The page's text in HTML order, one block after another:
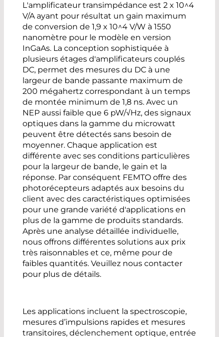
L'amplificateur transimpédance est 2 x 10^4
V/A ayant pour résultat un gain maximum
de conversion de 1,9 x 10^4 V/W à 1550
nanomètre pour le modèle en version
InGaAs. La conception sophistiquée à
plusieurs étages d'amplificateurs couplés
DC, permet des mesures du DC à une
largeur de bande passante maximum de
200 mégahertz correspondant à un temps
de montée minimum de 1,8 ns. Avec un
NEP aussi faible que 6 pW/√Hz, des signaux
optiques dans la gamme du microwatt
peuvent être détectés sans besoin de
moyenner. Chaque application est
différente avec ses conditions particulières
pour la largeur de bande, le gain et la
réponse. Par conséquent FEMTO offre des
photorécepteurs adaptés aux besoins du
client avec des caractéristiques optimisées
pour une grande variété d'applications en
plus de la gamme de produits standards.
Après une analyse détaillée individuelle,
nous offrons différentes solutions aux prix
très raisonnables et ce, même pour de
faibles quantités. Veuillez nous contacter
pour plus de détails.
Les applications incluent la spectroscopie,
mesures d’impulsions rapides et mesures
transitoires, déclenchement optique, entrée